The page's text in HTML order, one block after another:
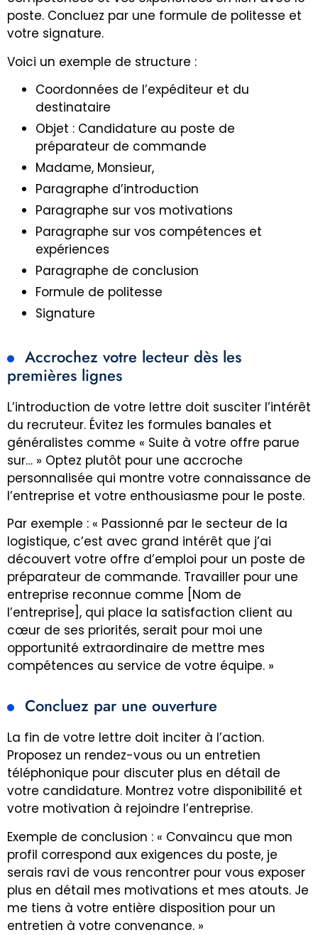
poste. Concluez par une formule de politesse et
votre signature.
Voici un exemple de structure :
Coordonnées de l’expéditeur et du
destinataire
Objet : Candidature au poste de
préparateur de commande
Madame, Monsieur,
Paragraphe d’introduction
Paragraphe sur vos motivations
Paragraphe sur vos compétences et
expériences
Paragraphe de conclusion
Formule de politesse
Signature
Accrochez votre lecteur dès les
premières lignes
L’introduction de votre lettre doit susciter l’intérêt
du recruteur. Évitez les formules banales et
généralistes comme « Suite à votre offre parue
sur… » Optez plutôt pour une accroche
personnalisée qui montre votre connaissance de
l’entreprise et votre enthousiasme pour le poste.
Par exemple : « Passionné par le secteur de la
logistique, c’est avec grand intérêt que j’ai
découvert votre offre d’emploi pour un poste de
préparateur de commande. Travailler pour une
entreprise reconnue comme [Nom de
l’entreprise], qui place la satisfaction client au
cœur de ses priorités, serait pour moi une
opportunité extraordinaire de mettre mes
compétences au service de votre équipe. »
Concluez par une ouverture
La fin de votre lettre doit inciter à l’action.
Proposez un rendez-vous ou un entretien
téléphonique pour discuter plus en détail de
votre candidature. Montrez votre disponibilité et
votre motivation à rejoindre l’entreprise.
Exemple de conclusion : « Convaincu que mon
profil correspond aux exigences du poste, je
serais ravi de vous rencontrer pour vous exposer
plus en détail mes motivations et mes atouts. Je
me tiens à votre entière disposition pour un
entretien à votre convenance. »